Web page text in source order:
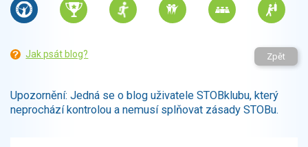
Jak psát blog? Zpět
Upozornění: Jedná se o blog uživatele STOBklubu, který
neprochází kontrolou a nemusí splňovat zásady STOBu.